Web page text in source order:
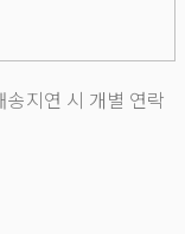
지연 시 개별 연락